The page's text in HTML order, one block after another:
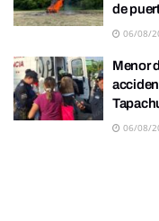
de
06/08/
Menor
06/08/